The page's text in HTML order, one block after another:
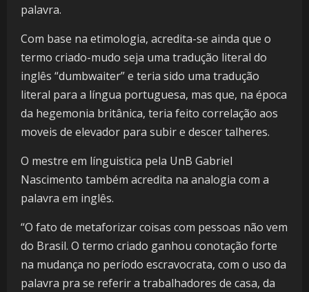
palavra.
Com base na etimologia, acredita-se ainda que o
termo criado-mudo seja uma tradução literal do
inglês “dumbwaiter” e teria sido uma tradução
literal para a língua portuguesa, mas que, na época
da hegemonia britânica, teria feito correlação aos
moveis de elevador para subir e descer talheres.
O mestre em línguistica pela UnB Gabriel
Nascimento também acredita na analogia com a
palavra em inglês.
“O fato de metaforizar coisas com pessoas não vem
do Brasil. O termo criado ganhou conotação forte
na mudança no período escravocrata, com o uso da
palavra pra se referir a trabalhadores de casa, da